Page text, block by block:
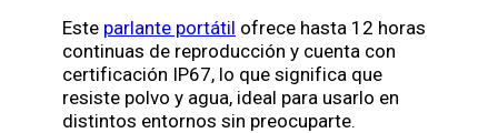
Este parlante portátil ofrece hasta 12 horas
continuas de reproducción y cuenta con
certificación IP67, lo que significa que
resiste polvo y agua, ideal para usarlo en
distintos entornos sin preocuparte.